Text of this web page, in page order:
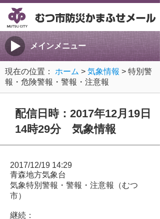
メインメニュー
現在の位置： ホーム > 気象情報 > 特別警
報・危険警報・警報・注意報
配信日時：2017年12月19日
14時29分 気象情報
2017/12/19 14:29
青森地方気象台
気象特別警報・警報・注意報（むつ
市）
継続：